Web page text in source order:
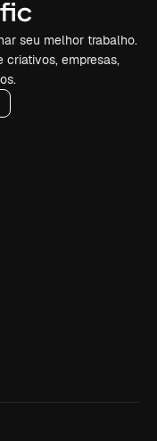
seu melhor trabalho.
criativos, empresas,